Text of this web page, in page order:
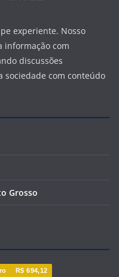
experiente. Nosso
informação com
discussões
sociedade com conteúdo
Grosso
R$ 694,12